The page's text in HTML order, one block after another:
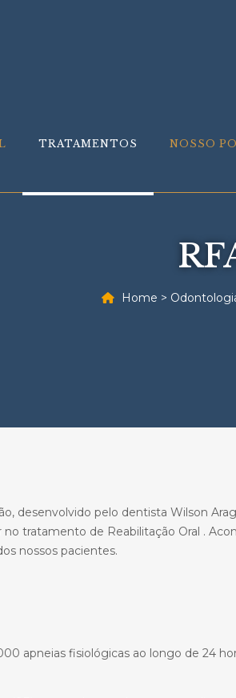
TRATAMENTOS NOSSO
Home >
desenvolvido pelo dentista Wilson
tratamento de Reabilitação Oral .
nossos pacientes.
apneias fisiológicas ao longo de 24